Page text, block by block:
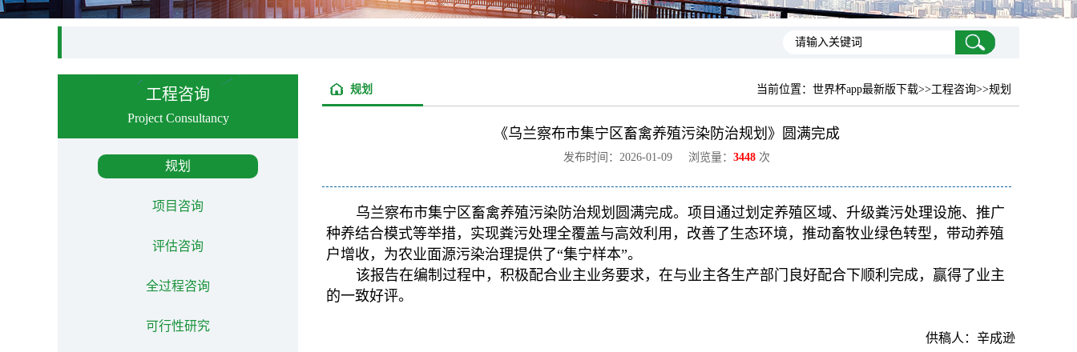
工程咨询
Project Consultancy
规划
项目咨询
评估咨询
全过程咨询
可行性研究
当前位置： 世界杯app最新版下载>>工程咨询>>规划
规划
《乌兰察布市集宁区畜禽养殖污染防治规划》圆满完成
发布时间：2026-01-09 浏览量： 3448 次
乌兰察布市集宁区畜禽养殖污染防治规划圆满完成。项目通过划定养殖区域、升级粪污处理设施、推广
种养结合模式等举措，实现粪污处理全覆盖与高效利用，改善了生态环境，推动畜牧业绿色转型，带动养殖
户增收，为农业面源污染治理提供了“集宁样本”。
该报告在编制过程中，积极配合业主业务要求，在与业主各生产部门良好配合下顺利完成，赢得了业主
的一致好评。
供稿人：辛成逊